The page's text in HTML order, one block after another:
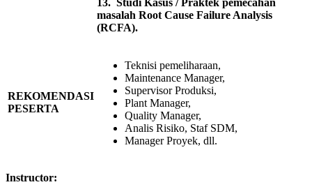
masalah Root Cause Failure Analysis
(RCFA).
REKOMENDASI
PESERTA
Teknisi pemeliharaan,
Maintenance Manager,
Supervisor Produksi,
Plant Manager,
Quality Manager,
Analis Risiko, Staf SDM,
Manager Proyek, dll.
Instructor: